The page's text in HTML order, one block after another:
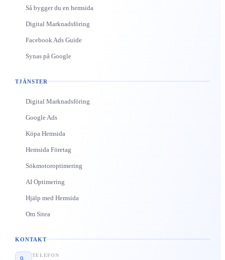
Så bygger du en hemsida
Digital Marknadsföring
Facebook Ads Guide
Synas på Google
TJÄNSTER
Digital Marknadsföring
Google Ads
Köpa Hemsida
Hemsida Företag
Sökmotoroptimering
AI Optimering
Hjälp med Hemsida
Om Sitea
KONTAKT
TELEFON